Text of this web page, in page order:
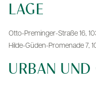
LAGE
Otto-Preminger-Straße 16,
Hilde-Güden-Promenade 7,
URBAN UND